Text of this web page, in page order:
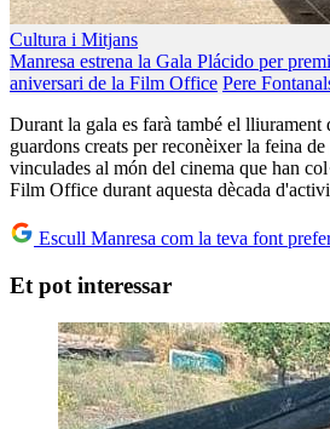
Cultura i Mitjans
Manresa estrena la Gala Plácido per
aniversari de la Film Office Pere
Durant la gala es farà també el lliurament
guardons creats per reconèixer la feina
vinculades al món del cinema que han
Film Office durant aquesta dècada
Escull Manresa com la teva font
Et pot interessar